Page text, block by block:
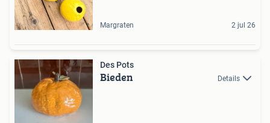
Margraten 2 jul 26
Des Pots
Bieden Details